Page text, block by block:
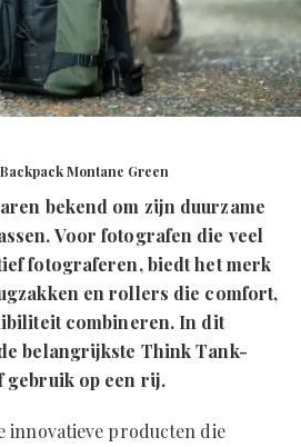
Montane Green
bekend om zijn duurzame
Voor fotografen die veel
fotograferen, biedt het merk
en rollers die comfort,
combineren. In dit
belangrijkste Think Tank-
gebruik op een rij.
innovatieve producten die